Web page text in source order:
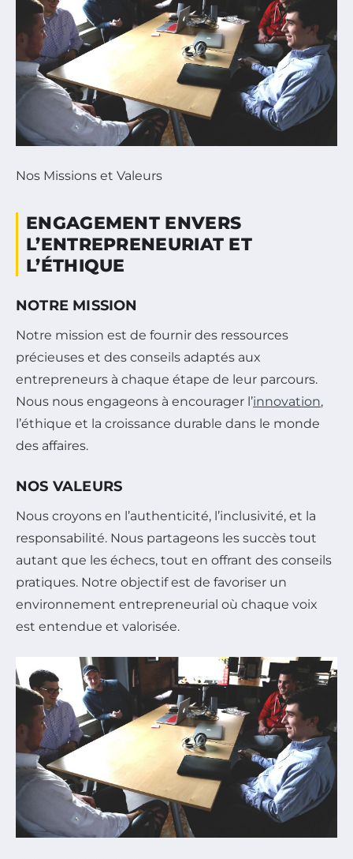
Nos Missions et Valeurs
ENGAGEMENT ENVERS
L’ENTREPRENEURIAT ET
L’ÉTHIQUE
NOTRE MISSION
Notre mission est de fournir des ressources
précieuses et des conseils adaptés aux
entrepreneurs à chaque étape de leur parcours.
Nous nous engageons à encourager l’innovation,
l’éthique et la croissance durable dans le monde
des affaires.
NOS VALEURS
Nous croyons en l’authenticité, l’inclusivité, et la
responsabilité. Nous partageons les succès tout
autant que les échecs, tout en offrant des conseils
pratiques. Notre objectif est de favoriser un
environnement entrepreneurial où chaque voix
est entendue et valorisée.